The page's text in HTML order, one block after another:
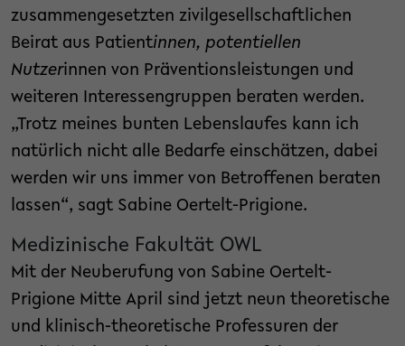
zusammengesetzten zivilgesellschaftlichen
Beirat aus Patientinnen, potentiellen
Nutzerinnen von Präventionsleistungen und
weiteren Interessengruppen beraten werden.
„Trotz meines bunten Lebenslaufes kann ich
natürlich nicht alle Bedarfe einschätzen, dabei
werden wir uns immer von Betroffenen beraten
lassen“, sagt Sabine Oertelt-Prigione.
Medizinische Fakultät OWL
Mit der Neuberufung von Sabine Oertelt-
Prigione Mitte April sind jetzt neun theoretische
und klinisch-theoretische Professuren der